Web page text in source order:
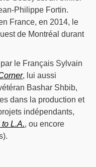
Philippe Fortin.
France, en 2014, le
de Montréal durant
le Français Sylvain
, lui aussi
Bashar Shbib,
dans la production et
indépendants,
to L.A., ou encore